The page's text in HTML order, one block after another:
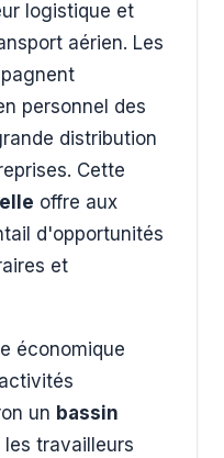
logistique et
aérien. Les
personnel des
distribution
Cette
offre aux
d'opportunités
et
économique
un bassin
les travailleurs